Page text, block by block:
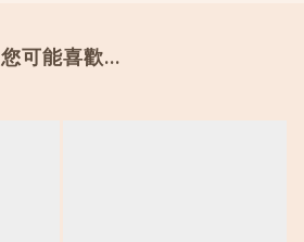
您可能喜歡...